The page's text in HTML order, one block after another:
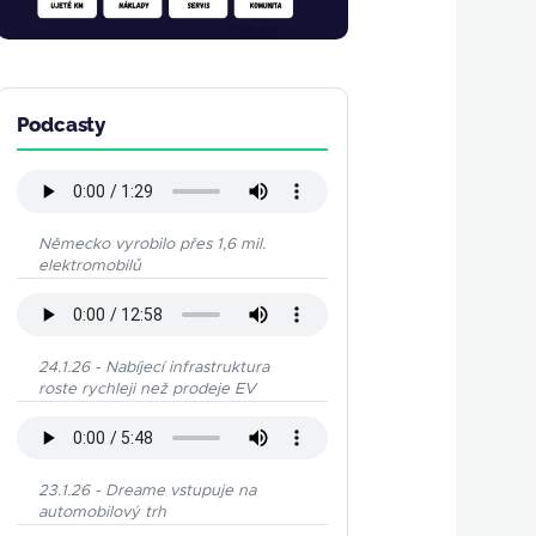
Podcasty
Německo vyrobilo přes 1,6 mil.
elektromobilů
24.1.26 - Nabíjecí infrastruktura
roste rychleji než prodeje EV
23.1.26 - Dreame vstupuje na
automobilový trh